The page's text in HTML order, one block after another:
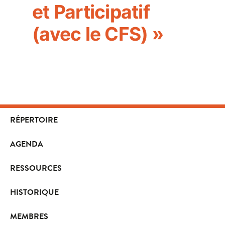
et Participatif
(avec le CFS) »
RÉPERTOIRE
AGENDA
RESSOURCES
HISTORIQUE
MEMBRES